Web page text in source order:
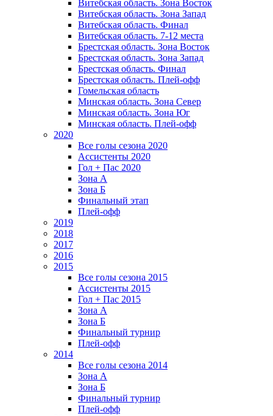
Витебская область. Зона Восток
Витебская область. Зона Запад
Витебская область. Финал
Витебская область. 7-12 места
Брестская область. Зона Восток
Брестская область. Зона Запад
Брестская область. Финал
Брестская область. Плей-офф
Гомельская область
Минская область. Зона Север
Минская область. Зона Юг
Минская область. Плей-офф
2020
Все голы сезона 2020
Ассистенты 2020
Гол + Пас 2020
Зона А
Зона Б
Финальный этап
Плей-офф
2019
2018
2017
2016
2015
Все голы сезона 2015
Ассистенты 2015
Гол + Пас 2015
Зона А
Зона Б
Финальный турнир
Плей-офф
2014
Все голы сезона 2014
Зона А
Зона Б
Финальный турнир
Плей-офф